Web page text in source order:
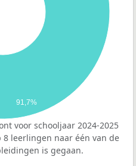
91,7%
voor schooljaar 2024-2025
leerlingen naar één van de
is gegaan.